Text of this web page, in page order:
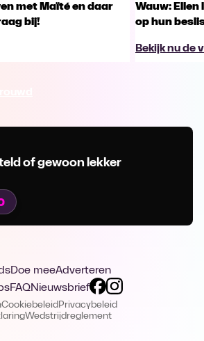
met Maïté en daar
bij!
Wauw:
op hun
Bekijk nu de
of gewoon lekker
Doe meeAdverteren
FAQNieuwsbrief
Cookiebeleid Privacybeleid
Wedstrijdreglement